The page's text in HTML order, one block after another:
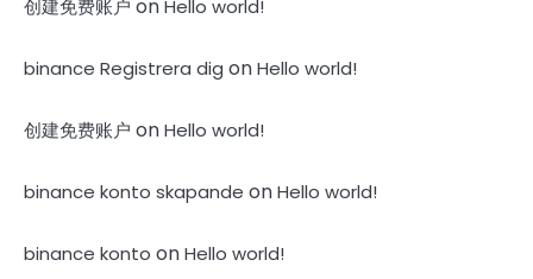
创建免费账户 onHello world!
binance Registrera dig onHello world!
创建免费账户 onHello world!
binance konto skapande onHello world!
binance konto onHello world!